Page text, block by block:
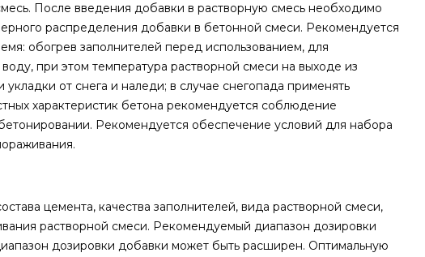
После введения добавки в растворную смесь необходимо
распределения добавки в бетонной смеси. Рекомендуется
обогрев заполнителей перед использованием, для
при этом температура растворной смеси на выходе из
от снега и наледи; в случае снегопада применять
характеристик бетона рекомендуется соблюдение
Рекомендуется обеспечение условий для набора
цемента, качества заполнителей, вида растворной смеси,
растворной смеси. Рекомендуемый диапазон дозировки
дозировки добавки может быть расширен. Оптимальную